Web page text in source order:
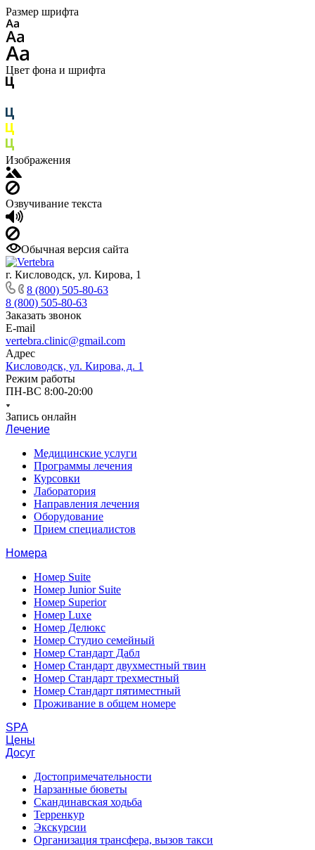
Размер шрифта
Цвет фона и шрифта
Изображения
Озвучивание текста
Обычная версия сайта
г. Кисловодск, ул. Кирова, 1
8 (800) 505-80-63
8 (800) 505-80-63
Заказать звонок
E-mail
vertebra.clinic@gmail.com
Адрес
Кисловодск, ул. Кирова, д. 1
Режим работы
ПН-ВС 8:00-20:00
Запись онлайн
Лечение
Медицинские услуги
Программы лечения
Курсовки
Лаборатория
Направления лечения
Оборудование
Прием специалистов
Номера
Номер Suite
Номер Junior Suite
Номер Superior
Номер Luxe
Номер Делюкс
Номер Студио семейный
Номер Стандарт Дабл
Номер Стандарт двухместный твин
Номер Стандарт трехместный
Номер Стандарт пятиместный
Проживание в общем номере
SPA
Цены
Досуг
Достопримечательности
Нарзанные бюветы
Скандинавская ходьба
Терренкур
Экскурсии
Организация трансфера, вызов такси